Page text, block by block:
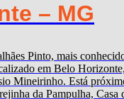
– MG
Pinto, mais
em Belo
Mineirinho. Está
da Pampulha, Casa